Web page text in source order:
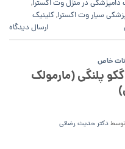
در منزل وت اکسترا,
سیار وت اکسترا,کلینیک
ارسال دیدگاه
خاص
پلنگی (مارمولک
توسطدکتر حدیث رضائی